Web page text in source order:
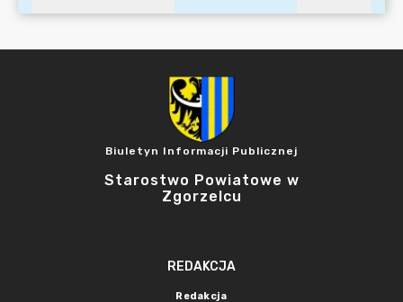
Biuletyn Informacji Publicznej
Starostwo Powiatowe w
Zgorzelcu
REDAKCJA
Redakcja